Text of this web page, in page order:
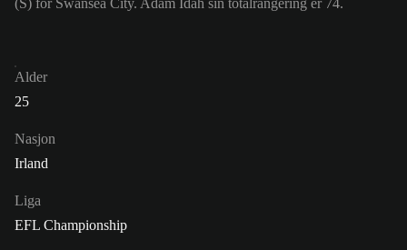
(S) for Swansea City. Adam Idah sin totalrangering er 74.
Alder
25
Nasjon
Irland
Liga
EFL Championship